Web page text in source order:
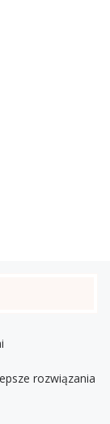
rozwiązania